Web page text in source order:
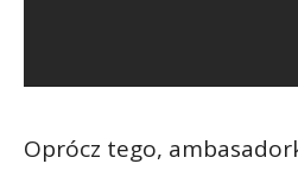
Oprócz tego,